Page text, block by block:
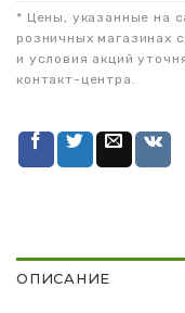
* Цены, указанные на
розничных магазинах
и условия акций
контакт-центра.
ОПИСАНИЕ